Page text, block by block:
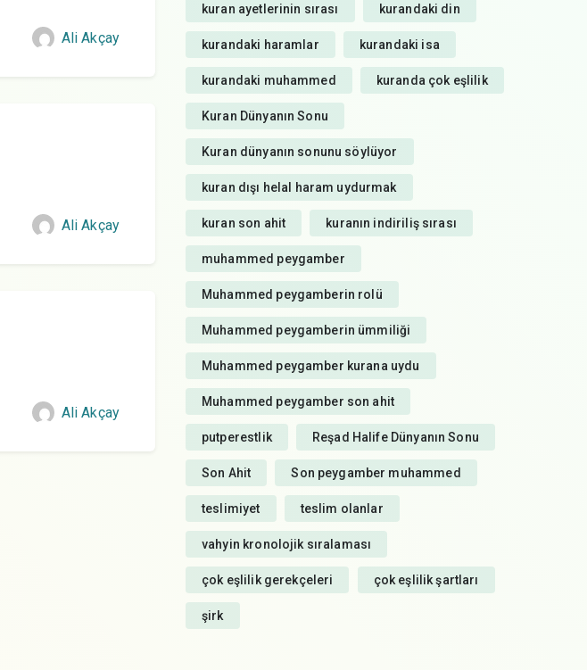
Ali Akçay
Ali Akçay
Ali Akçay
kuran ayetlerinin sırası kurandaki din
kurandaki haramlar kurandaki isa
kurandaki muhammed kuranda çok eşlilik
Kuran Dünyanın Sonu
Kuran dünyanın sonunu söylüyor
kuran dışı helal haram uydurmak
kuran son ahit kuranın indiriliş sırası
muhammed peygamber
Muhammed peygamberin rolü
Muhammed peygamberin ümmiliği
Muhammed peygamber kurana uydu
Muhammed peygamber son ahit
putperestlik Reşad Halife Dünyanın Sonu
Son Ahit Son peygamber muhammed
teslimiyet teslim olanlar
vahyin kronolojik sıralaması
çok eşlilik gerekçeleri çok eşlilik şartları
şirk